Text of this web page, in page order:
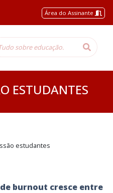
Área do Assinante
ESTUDANTES
estudantes
burnout cresce entre